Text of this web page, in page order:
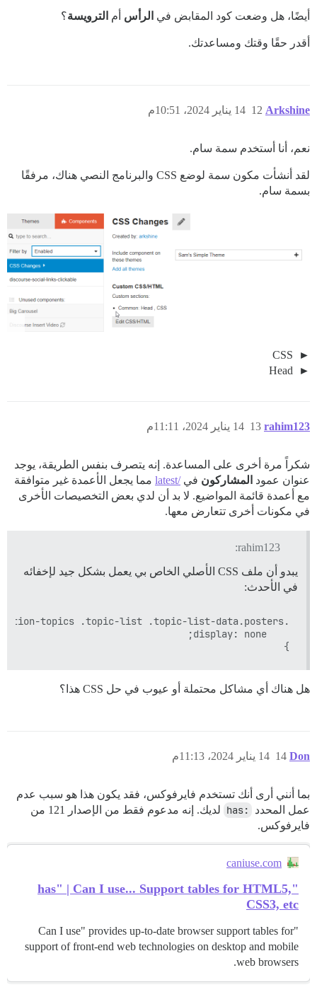
أيضًا، هل وضعت كود المقابض في الرأس أم الترويسة؟
أقدر حقًا وقتك ومساعدتك.
Arkshine 14 يناير 2024، 10:51م 12
نعم، أنا أستخدم سمة سام.
لقد أنشأت مكون سمة لوضع CSS والبرنامج النصي هناك، مرفقًا
بسمة سام.
rahim123 14 يناير 2024، 11:11م 13
شكراً مرة أخرى على المساعدة. إنه يتصرف بنفس الطريقة، يوجد
عنوان عمود المشاركون في/latest
مما يجعل الأعمدة غير متوافقة
مع أعمدة قائمة المواضيع. لا بد أن لدي بعض التخصيصات الأخرى
في مكونات أخرى تتعارض معها.
rahim123:
يبدو أن ملف CSS الأصلي الخاص بي يعمل بشكل جيد لإخفائه
في الأحدث:
}
هل هناك أي مشاكل محتملة أو عيوب في حل CSS هذا؟
Don 14 يناير 2024، 11:13م 14
بما أنني أرى أنك تستخدم فايرفوكس، فقد يكون هذا هو سبب عدم
عمل المحدد
:has
لديك. إنه مدعوم فقط من الإصدار 121 من
فايرفوكس.
caniuse.com
"has" | Can I use... Support tables for HTML5,
CSS3, etc
"Can I use" provides up-to-date browser support tables for
support of front-end web technologies on desktop and mobile
web browsers.